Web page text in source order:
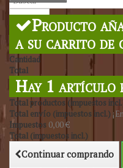
BuscarProducto
a su carrito de
Cantidad
Total
Hay 1 artículo
Total productos (impuestos
Total envío (impuestos incl.)
Impuestos 0,00 €
Total (impuestos incl.)
Continuar comprando